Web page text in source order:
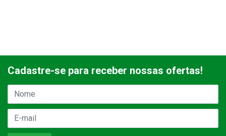
Cadastre-se para receber nossas ofertas!